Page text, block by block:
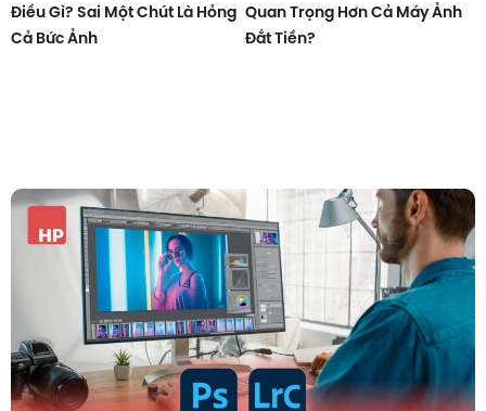
Điều Gì? Sai Một Chút Là Hỏng
Cả Bức Ảnh
Quan Trọng Hơn Cả Máy Ảnh
Đắt Tiền?